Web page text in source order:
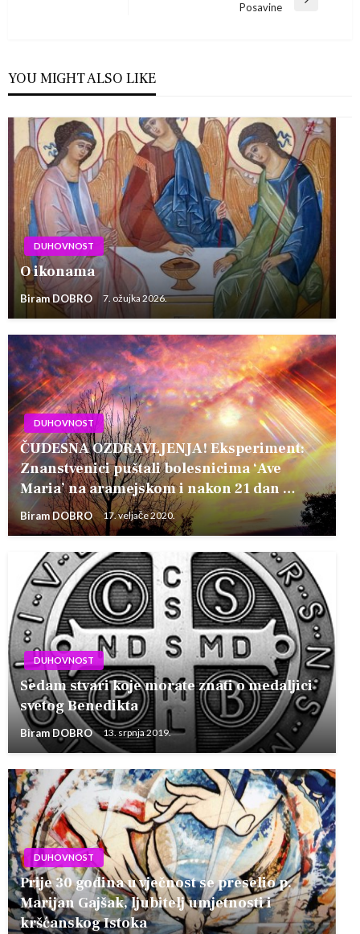
Posavine
YOU MIGHT ALSO LIKE
DUHOVNOST
O ikonama
Biram DOBRO 7. ožujka 2026.
DUHOVNOST
ČUDESNA OZDRAVLJENJA! Eksperiment:
Znanstvenici puštali bolesnicima ‘Ave
Maria’ na aramejskom i nakon 21 dan …
Biram DOBRO 17. veljače 2020.
DUHOVNOST
Sedam stvari koje morate znati o medaljici
svetog Benedikta
Biram DOBRO 13. srpnja 2019.
DUHOVNOST
Prije 30 godina u vječnost se preselio p.
Marijan Gajšak, ljubitelj umjetnosti i
kršćanskog Istoka